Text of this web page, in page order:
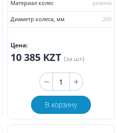
Материал колес резина
Диаметр колеса, мм 200
Цена:
10 385 KZT (за шт)
В корзину